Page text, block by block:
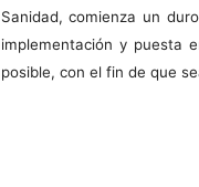
Sanidad, comienza un
implementación y puesta
posible, con el fin de que